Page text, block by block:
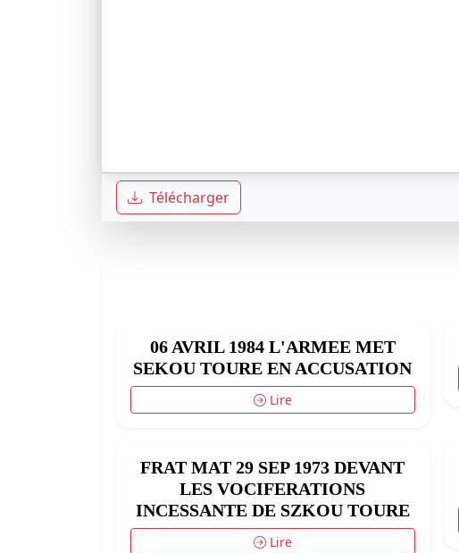
Télécharger
06 AVRIL 1984 L'ARMEE MET
SEKOU TOURE EN ACCUSATION
Lire
FRAT MAT 29 SEP 1973 DEVANT
LES VOCIFERATIONS
INCESSANTE DE SZKOU TOURE
Lire